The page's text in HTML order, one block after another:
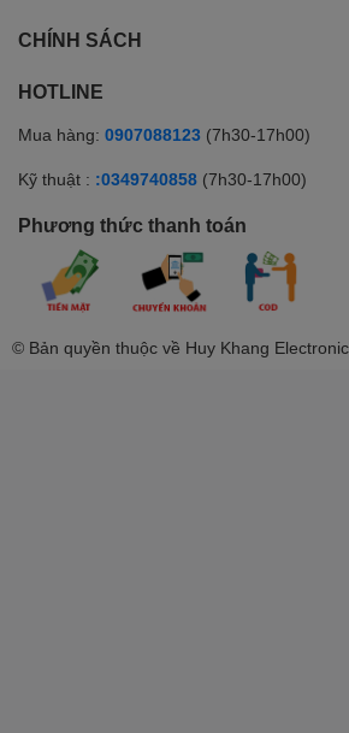
CHÍNH SÁCH
HOTLINE
Mua hàng: 0907088123 (7h30-17h00)
Kỹ thuật : :0349740858 (7h30-17h00)
Phương thức thanh toán
© Bản quyền thuộc về Huy Khang